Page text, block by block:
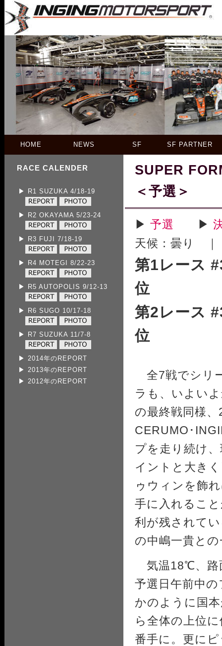
HOME NEWS SF SF PARTNER
SUPER
＜予選＞
▶ 予選 ▶
天候：曇り ｜
第1レース
位
第2レース
位
全7戦でシリ
ラも、いよい
の最終戦同様
CERUMO･
プを走り続け
イントと大き
ゥウィンを飾
手に入れるこ
利が残されて
の中嶋一貴と
気温18℃、路
予選日午前中
かのように国
ら全体の上位
番手に。更に
RACE CALENDER
▶ R1 SUZUKA 4/18-19
▶ R2 OKAYAMA 5/23-24
▶ R3 FUJI 7/18-19
▶ R4 MOTEGI 8/22-23
▶ R5 AUTOPOLIS 9/12-13
▶ R6 SUGO 10/17-18
▶ R7 SUZUKA 11/7-8
▶ 2014年のREPORT
▶ 2013年のREPORT
▶ 2012年のREPORT